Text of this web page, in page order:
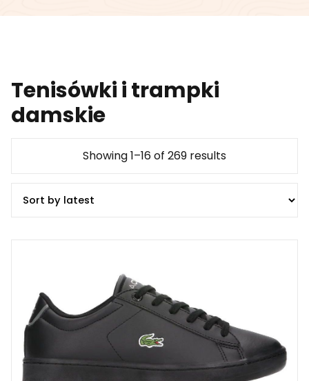
Tenisówki i trampki
damskie
Showing 1–16 of 269 results